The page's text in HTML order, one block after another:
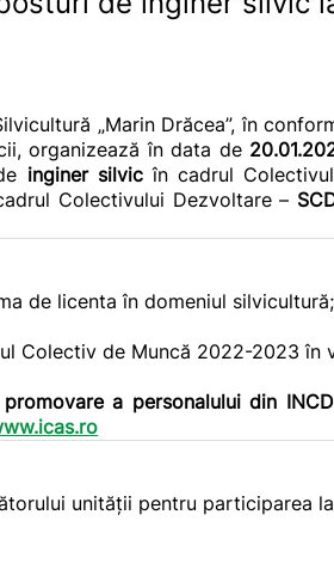
„Marin Drăcea”, în
organizează în data de
inginer silvicîn cadrul
Colectivului Dezvoltare –
de licenta în domeniul silvicultură;
Colectiv de Muncă 2022-2023 în
a personalului din
unităţii pentru participarea